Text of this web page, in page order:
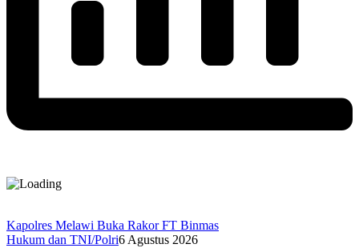
Kapolres Melawi Buka Rakor FT Binmas
Hukum dan TNI/Polri6 Agustus 2026